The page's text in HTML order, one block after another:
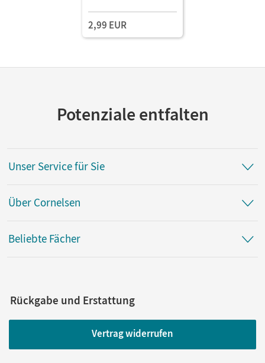
2,99 EUR
Potenziale entfalten
Unser Service für Sie
Über Cornelsen
Beliebte Fächer
Rückgabe und Erstattung
Vertrag widerrufen